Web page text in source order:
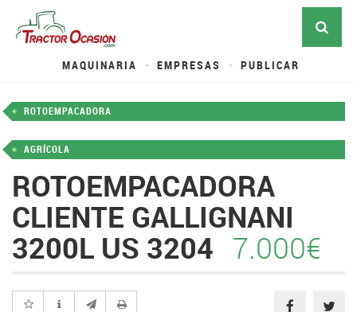
MAQUINARIA EMPRESAS PUBLICAR
ROTOEMPACADORA
AGRÍCOLA
ROTOEMPACADORA
CLIENTE GALLIGNANI
3200L US 3204 7.000€